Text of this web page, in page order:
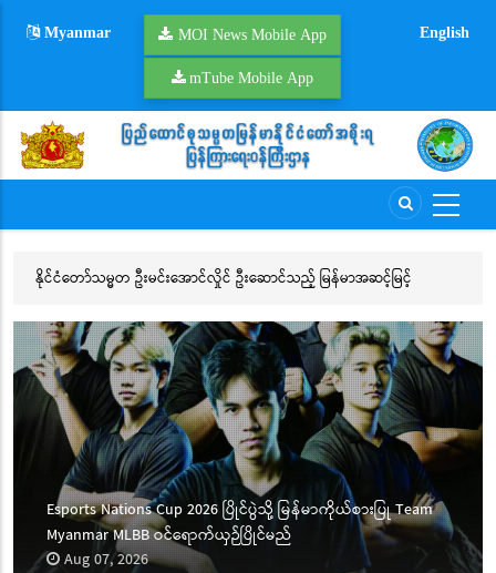
Myanmar MOI News Mobile App
mTube Mobile App
English
ဦးမင်းအောင်လှိုင် ဦးဆောင်သည့် မြန်မာအဆင့်မြင့်
ပြည်ထောင်စုသမ္မတမ
Emerald Buddha)
Nations Cup 2026 ပြိုင်ပွဲသို့ မြန်မာကိုယ်စားပြု Team
MLBB ဝင်ရောက်ယှဉ်ပြိုင်မည်
2026
ဒုတိယဝန်က
သွားလာရ
ညွှန်ကြား
တွေ့ဆုံ
Aug